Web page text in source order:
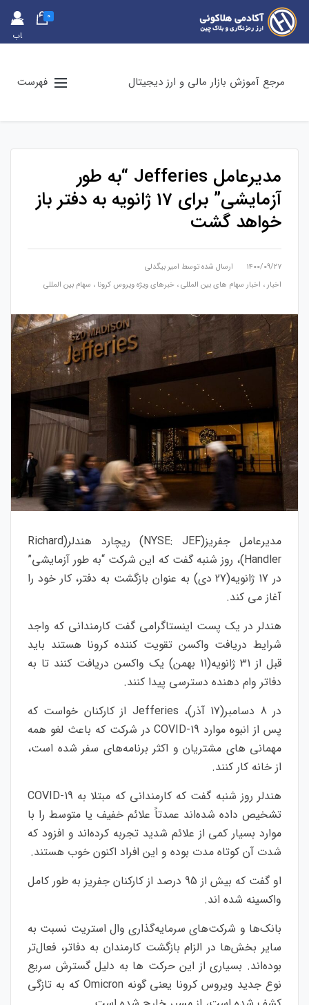
حس
اب
0
مرجع آموزش بازار مالی و ارز دیجیتال فهرست
مدیرعامل Jefferies “به طور
آزمایشی” برای 17 ژانویه به دفتر باز
خواهد گشت
۱۴۰۰/۰۹/۲۷ ارسال شده توسط امیر بیگدلی
اخبار ، اخبار سهام های بین المللی، خبرهای ویژه ویروس کرونا ، سهام بین المللی
مدیرعامل جفریز(NYSE:JEF
) ریچارد هندلر(Richard
Handler)، روز شنبه گفت که این شرکت “به طور آزمایشی”
در 17 ژانویه(27 دی) به عنوان بازگشت به دفتر، کار خود را
آغاز می کند.
هندلر در یک پست اینستاگرامی گفت کارمندانی که واجد
شرایط دریافت واکسن تقویت کننده کرونا هستند باید
قبل از 31 ژانویه(11 بهمن) یک واکسن دریافت کنند تا به
دفاتر وام دهنده دسترسی پیدا کنند.
در 8 دسامبر(17 آذر)، Jefferies از کارکنان خواست که
پس از انبوه موارد COVID-19 در شرکت که باعث لغو همه
مهمانی‌ های مشتریان و اکثر برنامه‌های سفر شده است،
از خانه کار کنند.
هندلر روز شنبه گفت که کارمندانی که مبتلا به COVID-19
تشخیص داده شده‌اند عمدتاً علائم خفیف یا متوسط ​​را با
موارد بسیار کمی از علائم شدید تجربه کرده‌اند و افزود که
شدت آن کوتاه‌ مدت بوده و این افراد اکنون خوب هستند.
او گفت که بیش از 95 درصد از کارکنان جفریز به طور کامل
واکسینه شده اند.
بانک‌ها و شرکت‌های سرمایه‌گذاری وال استریت نسبت به
سایر بخش‌ها در الزام بازگشت کارمندان به دفاتر، فعال‌تر
بوده‌اند. بسیاری از این حرکت ها به دلیل گسترش سریع
نوع جدید ویروس کرونا یعنی گونه Omicron که به تازگی